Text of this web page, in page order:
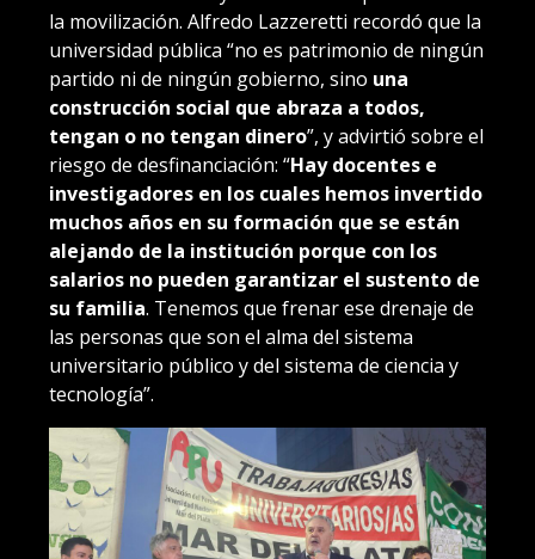
la movilización. Alfredo Lazzeretti recordó que la
universidad pública “no es patrimonio de ningún
partido ni de ningún gobierno, sino una
construcción social que abraza a todos,
tengan o no tengan dinero”, y advirtió sobre el
riesgo de desfinanciación: “Hay docentes e
investigadores en los cuales hemos invertido
muchos años en su formación que se están
alejando de la institución porque con los
salarios no pueden garantizar el sustento de
su familia. Tenemos que frenar ese drenaje de
las personas que son el alma del sistema
universitario público y del sistema de ciencia y
tecnología”.